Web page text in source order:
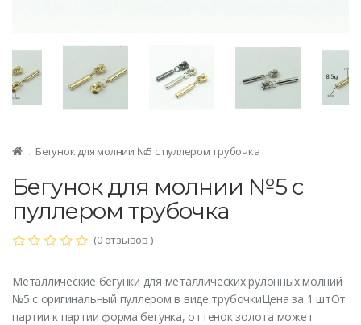
Бегунок для молнии №5 с пуллером трубочка
Бегунок для молнии №5 с
пуллером трубочка
(0 отзывов )
Метaллические бегунки для металлических рулонных молний
№5 с оригинальный пуллером в виде трубочкиЦена за 1 штОт
партии к партии форма бегунка, оттенок золота может